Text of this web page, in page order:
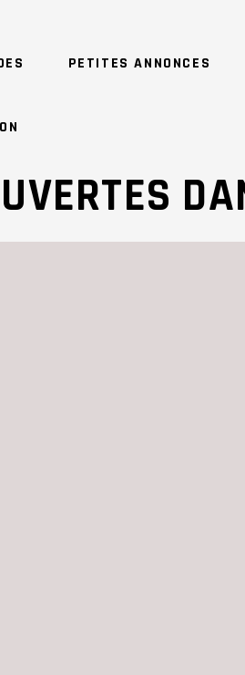
PETITES ANNONCES